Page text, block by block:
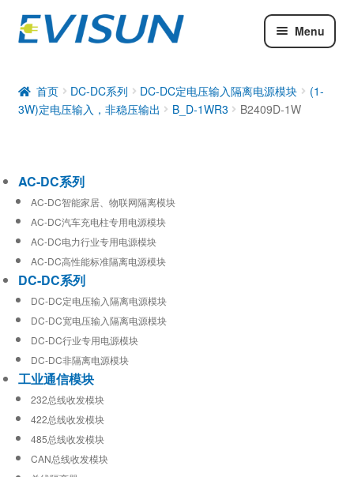
Menu
DC-DC系列
工业通信模块
首页 DC-DC系列 DC-DC定电压输入隔离电源模块
(1-
3W)定电压输入，非稳压输出
B_D-1WR3 B2409D-1W
AC-DC系列
AC-DC智能家居、物联网隔离模块
AC-DC汽车充电柱专用电源模块
AC-DC电力行业专用电源模块
AC-DC高性能标准隔离电源模块
DC-DC系列
DC-DC定电压输入隔离电源模块
DC-DC宽电压输入隔离电源模块
DC-DC行业专用电源模块
DC-DC非隔离电源模块
工业通信模块
232总线收发模块
422总线收发模块
485总线收发模块
CAN总线收发模块